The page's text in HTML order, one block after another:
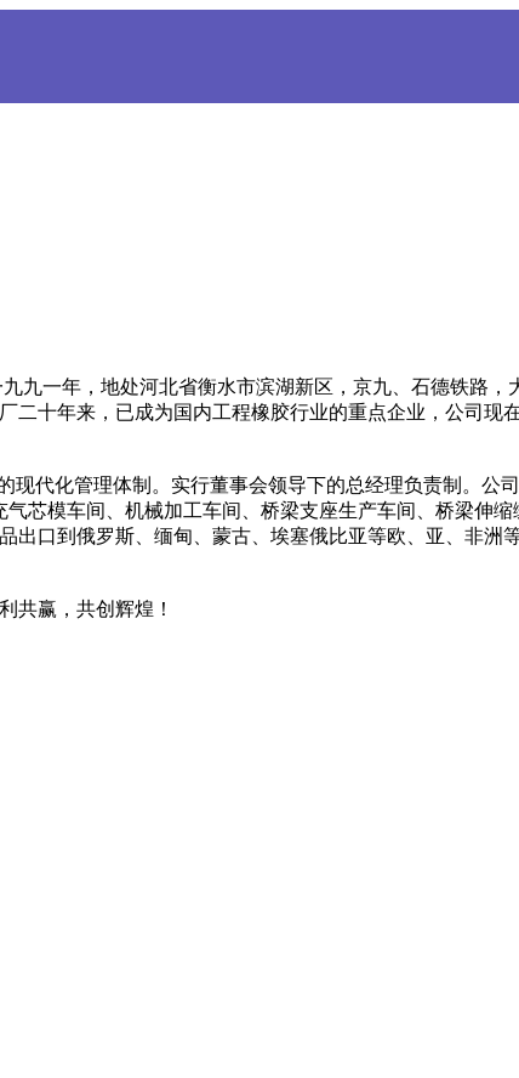
九一年，地处河北省衡水市滨湖新区，京九、石德铁路
二十年来，已成为国内工程橡胶行业的重点企业，公司现
代化管理体制。实行董事会领导下的总经理负责制。公
芯模车间、机械加工车间、桥梁支座生产车间、桥梁伸
出口到俄罗斯、缅甸、蒙古、埃塞俄比亚等欧、亚、非
共赢，共创辉煌！